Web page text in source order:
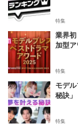
特集
業界
加型
特集
モデ
秘訣」
特集